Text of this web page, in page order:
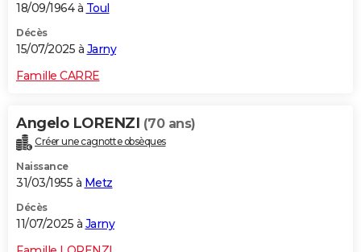
18/09/1964 à Toul
Décès
15/07/2025 à Jarny
Famille CARRE
Angelo LORENZI (70 ans)
Créer une cagnotte obsèques
Naissance
31/03/1955 à Metz
Décès
11/07/2025 à Jarny